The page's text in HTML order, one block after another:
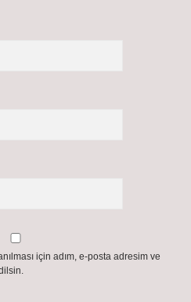
için adım, e-posta adresim ve